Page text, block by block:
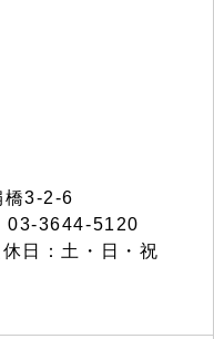
3-2-6
03-3644-5120
日：土・日・祝